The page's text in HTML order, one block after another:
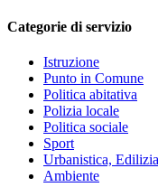
Categorie di servizio
Istruzione
Punto in Comune
Politica abitativa
Polizia locale
Politica sociale
Sport
Urbanistica,
Ambiente